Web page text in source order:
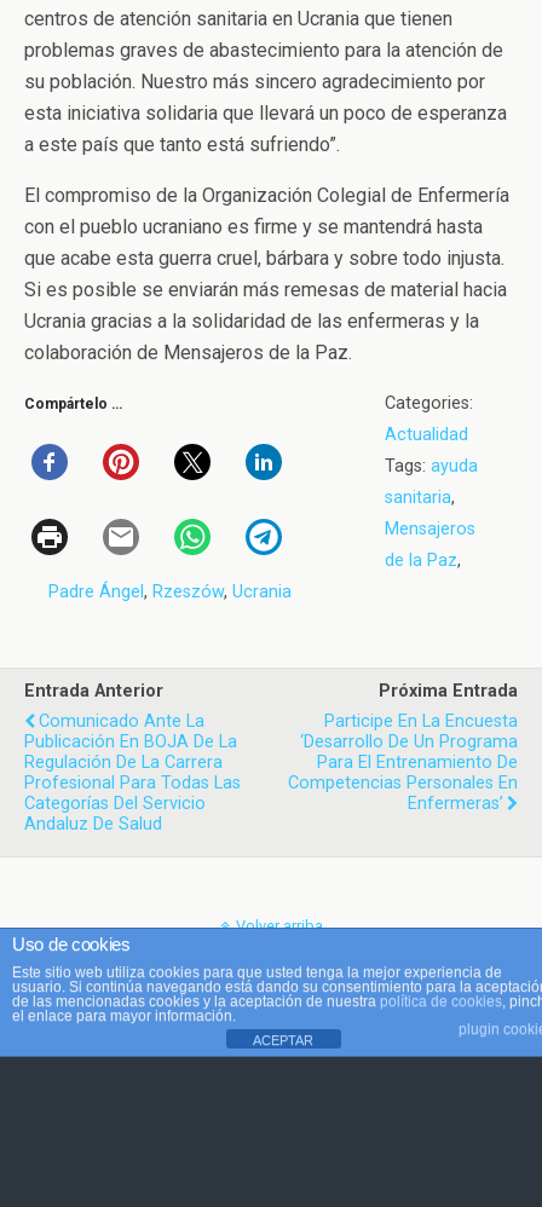
centros de atención sanitaria en Ucrania que tienen
problemas graves de abastecimiento para la atención de
su población. Nuestro más sincero agradecimiento por
esta iniciativa solidaria que llevará un poco de esperanza
a este país que tanto está sufriendo”.
El compromiso de la Organización Colegial de Enfermería
con el pueblo ucraniano es firme y se mantendrá hasta
que acabe esta guerra cruel, bárbara y sobre todo injusta.
Si es posible se enviarán más remesas de material hacia
Ucrania gracias a la solidaridad de las enfermeras y la
colaboración de Mensajeros de la Paz.
Compártelo …
Categories:
Actualidad
Tags: ayuda
sanitaria,
Mensajeros
de la Paz,
Padre Ángel , Rzeszów, Ucrania
Entrada Anterior
Comunicado Ante La
Publicación En BOJA De La
Regulación De La Carrera
Profesional Para Todas Las
Categorías Del Servicio
Andaluz De Salud
Próxima Entrada
Participe En La Encuesta
‘Desarrollo De Un Programa
Para El Entrenamiento De
Competencias Personales En
Enfermeras’
Volver arriba
Móvil Escritorio
Uso de cookies
Este sitio web utiliza cookies para que usted tenga la mejor experiencia de
usuario. Si continúa navegando está dando su consentimiento para la
de las mencionadas cookies y la aceptación de nuestra política de cookies,
el enlace para mayor información.
plugin
ACEPTAR